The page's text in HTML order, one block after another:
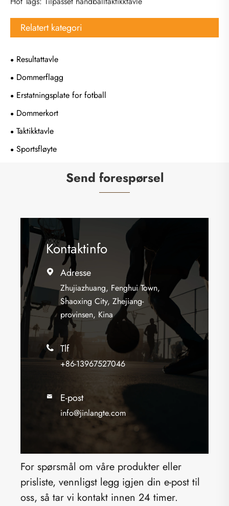
Relatert kategori
Resultattavle
Dommerflagg
Erstatningsplate for fotball
Dommerkort
Taktikktavle
Sportsfløyte
Send forespørsel
Kontaktinfo
 Adresse
Zhujiazhuang, Fenghui Town,
Shaoxing City, Zhejiang-
provinsen, Kina
 Tlf
+86-13967527046
 E-post
info@jinlangte.com
For spørsmål om våre produkter eller
prisliste, vennligst legg igjen din e-post til
oss, så tar vi kontakt innen 24 timer.